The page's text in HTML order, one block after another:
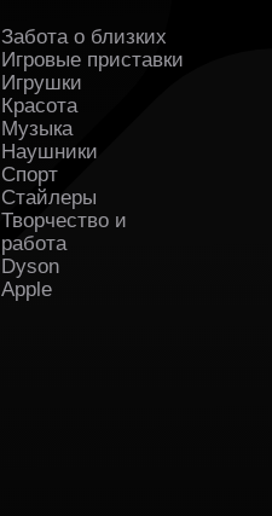
Забота о близких
Игровые приставки
Игрушки
Красота
Музыка
Наушники
Спорт
Стайлеры
Творчество и
работа
Dyson
Apple